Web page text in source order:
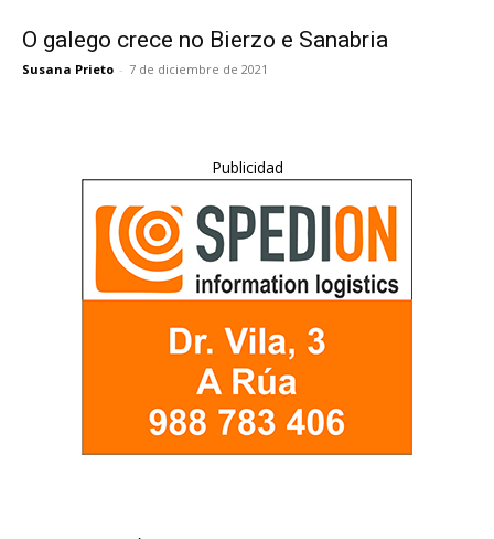
O galego crece no Bierzo e Sanabria
Susana Prieto - 7 de diciembre de 2021
Publicidad